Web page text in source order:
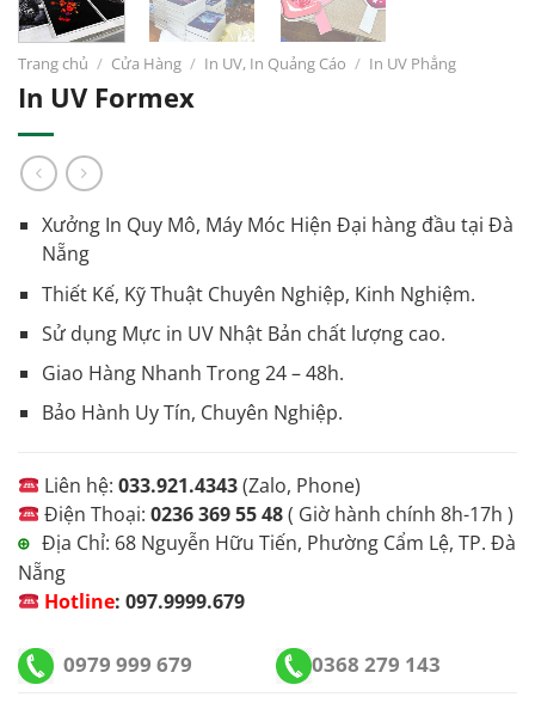
Trang chủ / Cửa Hàng / In UV, In Quảng Cáo / In UV Phẳng
In UV Formex
Xưởng In Quy Mô, Máy Móc Hiện Đại hàng đầu tại Đà
Nẵng
Thiết Kế, Kỹ Thuật Chuyên Nghiệp, Kinh Nghiệm.
Sử dụng Mực in UV Nhật Bản chất lượng cao.
Giao Hàng Nhanh Trong 24 – 48h.
Bảo Hành Uy Tín, Chuyên Nghiệp.
Liên hệ: 033.921.4343(Zalo, Phone)
Điện Thoại: 0236 369 55 48( Giờ hành chính 8h-17h )
⊕ Địa Chỉ: 68 Nguyễn Hữu Tiến, Phường Cẩm Lệ, TP. Đà
Nẵng
Hotline: 097.9999.679
0979 999 679 0368 279 143